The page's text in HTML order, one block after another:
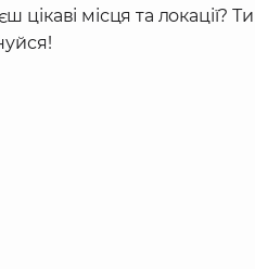
місця та локації? Ти